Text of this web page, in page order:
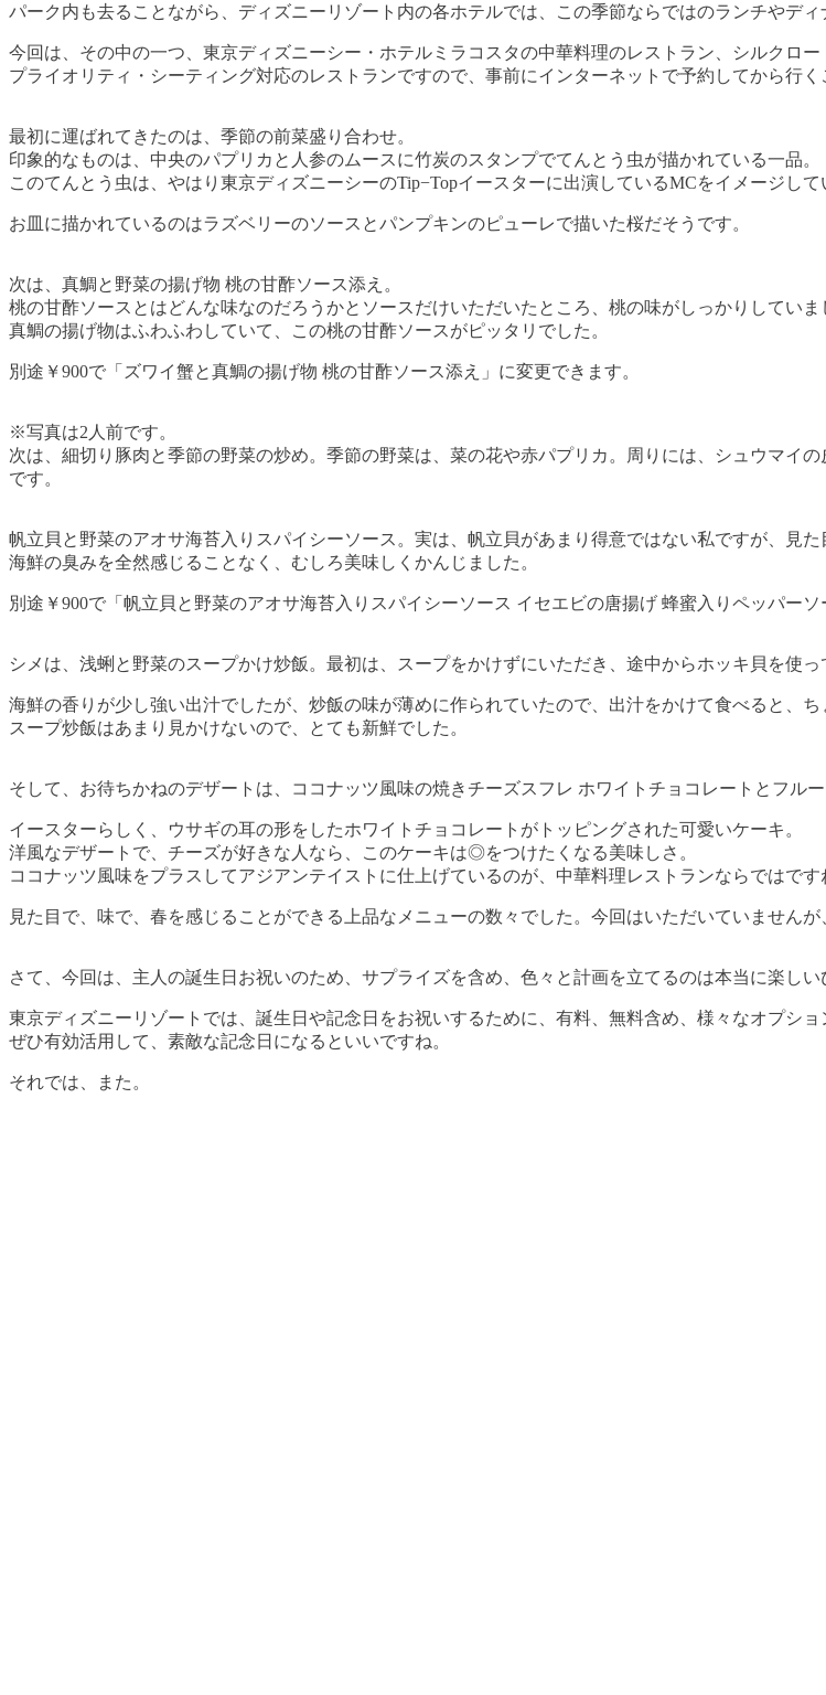
パーク内も去ることながら、ディズニーリゾート内の各ホテルでは、この季節ならではのランチやディ
今回は、その中の一つ、東京ディズニーシー・ホテルミラコスタの中華料理のレストラン、シルクロ
プライオリティ・シーティング対応のレストランですので、事前にインターネットで予約してから行く
最初に運ばれてきたのは、季節の前菜盛り合わせ。
印象的なものは、中央のパプリカと人参のムースに竹炭のスタンプでてんとう虫が描かれている一品。
このてんとう虫は、やはり東京ディズニーシーのTip−Topイースターに出演しているMCをイメージして
お皿に描かれているのはラズベリーのソースとパンプキンのピューレで描いた桜だそうです。
次は、真鯛と野菜の揚げ物 桃の甘酢ソース添え。
桃の甘酢ソースとはどんな味なのだろうかとソースだけいただいたところ、桃の味がしっかりしてい
真鯛の揚げ物はふわふわしていて、この桃の甘酢ソースがピッタリでした。
別途￥900で「ズワイ蟹と真鯛の揚げ物 桃の甘酢ソース添え」に変更できます。
※写真は2人前です。
次は、細切り豚肉と季節の野菜の炒め。季節の野菜は、菜の花や赤パプリカ。周りには、シュウマイ
です。
帆立貝と野菜のアオサ海苔入りスパイシーソース。実は、帆立貝があまり得意ではない私ですが、見
海鮮の臭みを全然感じることなく、むしろ美味しくかんじました。
別途￥900で「帆立貝と野菜のアオサ海苔入りスパイシーソース イセエビの唐揚げ 蜂蜜入りペッパーソ
シメは、浅蜊と野菜のスープかけ炒飯。最初は、スープをかけずにいただき、途中からホッキ貝を使っ
海鮮の香りが少し強い出汁でしたが、炒飯の味が薄めに作られていたので、出汁をかけて食べると、ち
スープ炒飯はあまり見かけないので、とても新鮮でした。
そして、お待ちかねのデザートは、ココナッツ風味の焼きチーズスフレ ホワイトチョコレートとフルー
イースターらしく、ウサギの耳の形をしたホワイトチョコレートがトッピングされた可愛いケーキ。
洋風なデザートで、チーズが好きな人なら、このケーキは◎をつけたくなる美味しさ。
ココナッツ風味をプラスしてアジアンテイストに仕上げているのが、中華料理レストランならではです
見た目で、味で、春を感じることができる上品なメニューの数々でした。今回はいただいていません
さて、今回は、主人の誕生日お祝いのため、サプライズを含め、色々と計画を立てるのは本当に楽しい
東京ディズニーリゾートでは、誕生日や記念日をお祝いするために、有料、無料含め、様々なオプショ
ぜひ有効活用して、素敵な記念日になるといいですね。
それでは、また。